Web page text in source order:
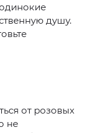
душу.
от розовых
не